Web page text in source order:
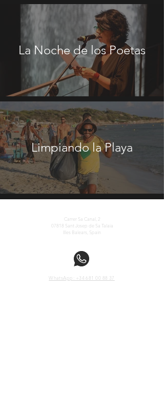
La Noche de los Poetas
Limpiando la Playa
Carrer Sa Canal, 2
07818 Sant Josep de Sa Talaia
Illes Balears, Spain
WhatsApp: +34 681 00 88 37